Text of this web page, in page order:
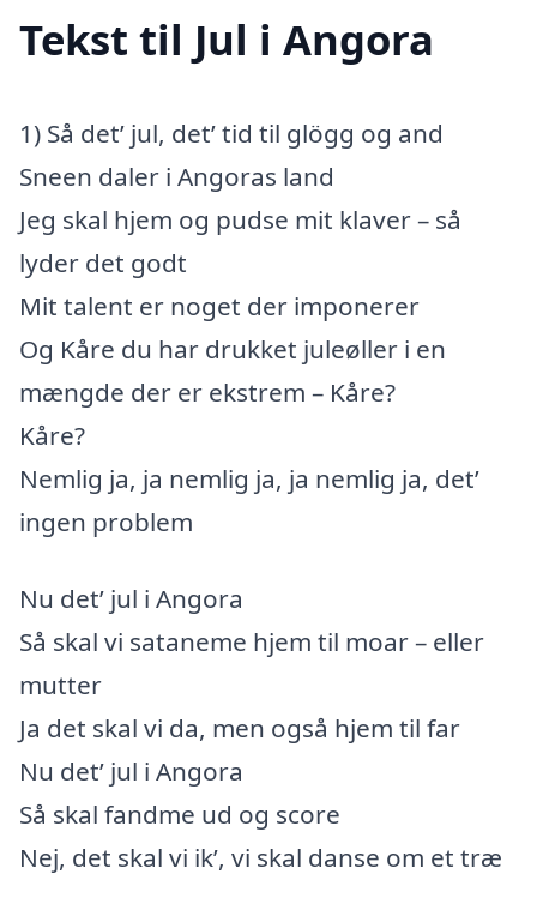
Tekst til Jul i Angora
1) Så det’ jul, det’ tid til glögg og and
Sneen daler i Angoras land
Jeg skal hjem og pudse mit klaver – så
lyder det godt
Mit talent er noget der imponerer
Og Kåre du har drukket juleøller i en
mængde der er ekstrem – Kåre?
Kåre?
Nemlig ja, ja nemlig ja, ja nemlig ja, det’
ingen problem
Nu det’ jul i Angora
Så skal vi sataneme hjem til moar – eller
mutter
Ja det skal vi da, men også hjem til far
Nu det’ jul i Angora
Så skal fandme ud og score
Nej, det skal vi ik’, vi skal danse om et træ